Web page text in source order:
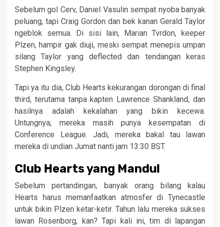
Sebelum gol Cerv, Daniel Vasulin sempat nyoba banyak
peluang, tapi Craig Gordon dan bek kanan Gerald Taylor
ngeblok semua. Di sisi lain, Marian Tvrdon, keeper
Plzen, hampir gak diuji, meski sempat menepis umpan
silang Taylor yang deflected dan tendangan keras
Stephen Kingsley.
Tapi ya itu dia, Club Hearts kekurangan dorongan di final
third, terutama tanpa kapten Lawrence Shankland, dan
hasilnya adalah kekalahan yang bikin kecewa.
Untungnya, mereka masih punya kesempatan di
Conference League. Jadi, mereka bakal tau lawan
mereka di undian Jumat nanti jam 13:30 BST.
Club Hearts yang Mandul
Sebelum pertandingan, banyak orang bilang kalau
Hearts harus memanfaatkan atmosfer di Tynecastle
untuk bikin Plzen ketar-ketir. Tahun lalu mereka sukses
lawan Rosenborg, kan? Tapi kali ini, tim di lapangan